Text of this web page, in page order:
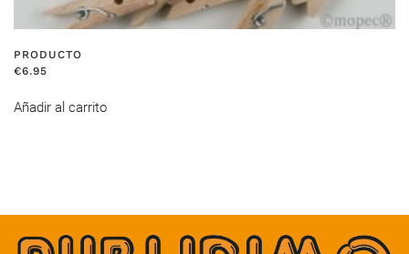
PRODUCTO
€6.95
Añadir al carrito